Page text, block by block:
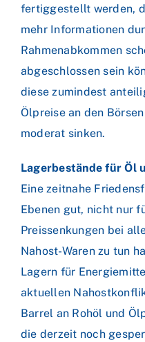
fertiggestellt werden,
mehr Informationen
Rahmenabkommen
abgeschlossen sein
diese zumindest
Ölpreise an den
moderat sinken.
Lagerbestände für Öl
Eine zeitnahe
Ebenen gut, nicht nur
Preissenkungen bei
Nahost-Waren zu tun
Lagern für
aktuellen
Barrel an Rohöl und
die derzeit noch